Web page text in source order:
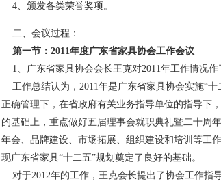
4、颁发各类荣誉奖项。
二、会议过程：
第一节：2011年度广东省家具协会工作会议
1、广东省家具协会会长王克对2011年工作情况作
工作总结认为，2011年是广东省家具协会实施“
正确管理下，在省政府有关业务指导单位的指导下
的基础上，重点做好五届理事会就职典礼暨二十周
年会、品牌建设、市场拓展、组织建设和培训等工
现广东省家具“十二五”规划奠定了良好的基础。
对于2012年的工作，王克会长提出了协会工作指